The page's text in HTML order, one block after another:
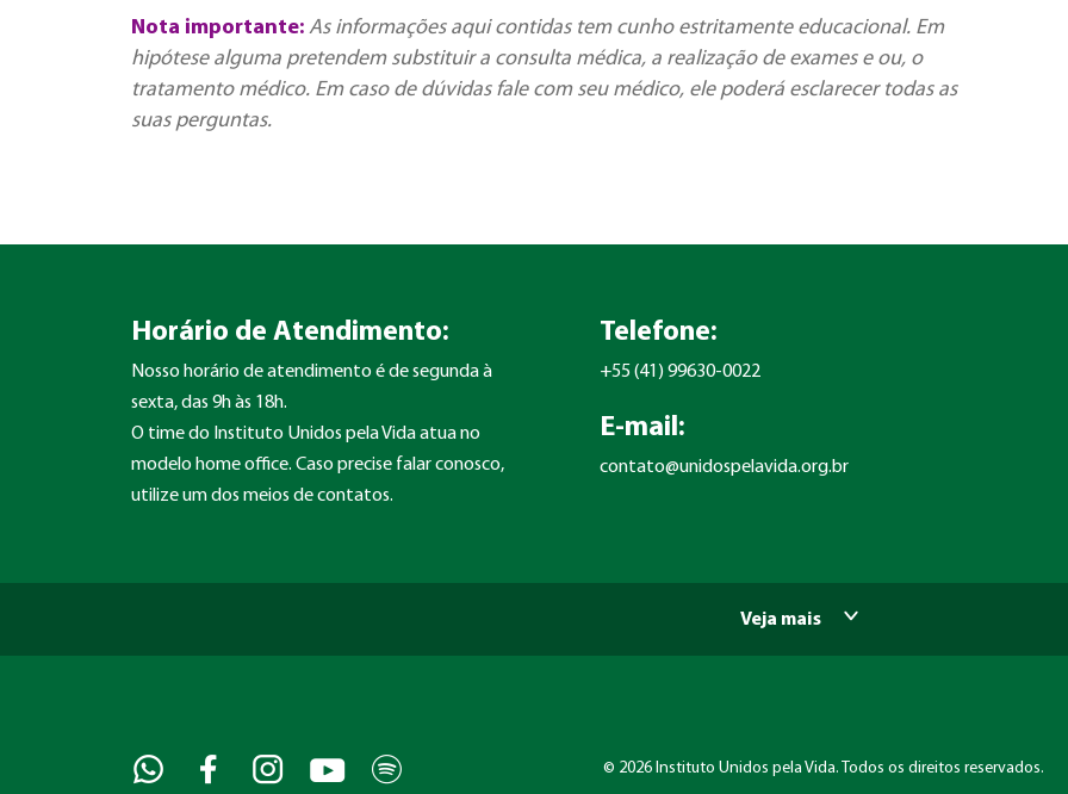
Nota importante: As informações aqui contidas tem cunho estritamente educacional. Em
hipótese alguma pretendem substituir a consulta médica, a realização de exames e ou, o
tratamento médico. Em caso de dúvidas fale com seu médico, ele poderá esclarecer todas as
suas perguntas.
Horário de Atendimento:
Nosso horário de atendimento é de segunda à
sexta, das 9h às 18h.
O time do Instituto Unidos pela Vida atua no
modelo home office. Caso precise falar conosco,
utilize um dos meios de contatos.
Telefone:
+55 (41) 99630-0022
E-mail:
contato@unidospelavida.org.br
Veja mais
© 2026 Instituto Unidos pela Vida. Todos os direitos reservados.